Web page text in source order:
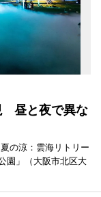
昼と夜で異な
の涼：雲海リトリー
園」（大阪市北区大